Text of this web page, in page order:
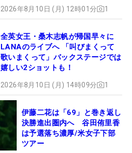
2026年8月10日 (月) 12時01分 1
全英女王・桑木志帆が帰国早々に
LANAのライブへ 「叫びまくって
歌いまくって」バックステージでは
嬉しい2ショットも！
2026年8月10日 (月) 14時09分 1
伊藤二花は「69」と巻き返し
決勝進出圏内へ 谷田侑里香
は予選落ち濃厚/米女子下部
ツアー